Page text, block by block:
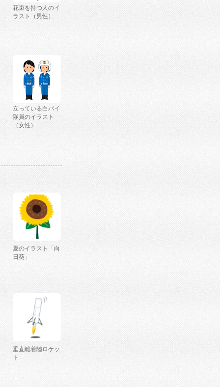
花束を持つ人のイ
ラスト（男性）
立っている白バイ
隊員のイラスト
（女性）
夏のイラスト「向
日葵」
垂直離着陸ロケッ
ト